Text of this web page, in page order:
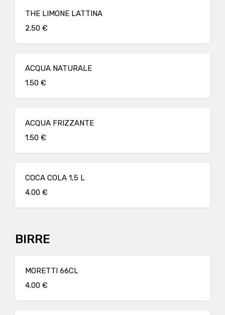
THE LIMONE LATTINA
2.50 €
ACQUA NATURALE
1.50 €
ACQUA FRIZZANTE
1.50 €
COCA COLA 1,5 L
4.00 €
BIRRE
MORETTI 66CL
4.00 €